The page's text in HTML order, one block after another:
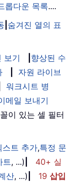
롭다운 목록....
숨겨진 열의 표
보기
향상된 수
자원 라이브
워크시트 병
메일 보내기
이 있는 셀 필터
스트 추가,특정 문
트, ...)
40+ 실
산, ...) 19 삽입